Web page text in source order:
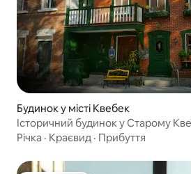
Будинок у місті Квебек
Історичний будинок у Старому
парковка включена
Річка · Краєвид · Прибуття